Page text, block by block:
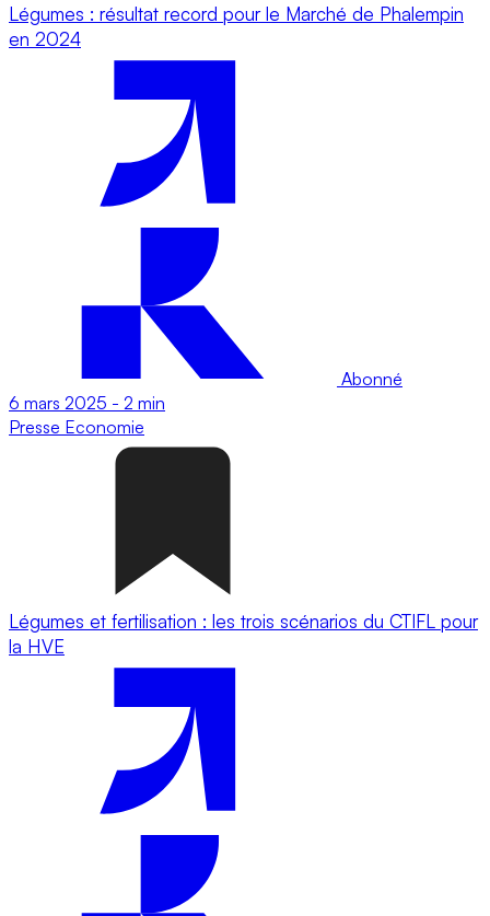
Légumes : résultat record pour le Marché de Phalempin
en 2024
Abonné
6 mars 2025 - 2 min
Presse Economie
Légumes et fertilisation : les trois scénarios du CTIFL pour
la HVE